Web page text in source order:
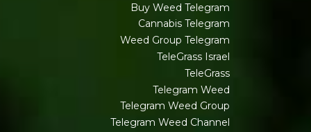
Buy Weed Telegram
Cannabis Telegram
Weed Group Telegram
TeleGrass Israel
TeleGrass
Telegram Weed
Telegram Weed Group
Telegram Weed Channel